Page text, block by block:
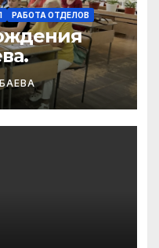
РАБОТА ОТДЕЛОВ